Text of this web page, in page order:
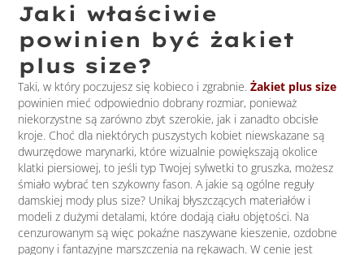
Jaki właściwie
powinien być żakiet
plus size?
Taki, w który poczujesz się kobieco i zgrabnie.Żakiet plus size
powinien mieć odpowiednio dobrany rozmiar, ponieważ
niekorzystne są zarówno zbyt szerokie, jak i zanadto obcisłe
kroje. Choć dla niektórych puszystych kobiet niewskazane są
dwurzędowe marynarki, które wizualnie powiększają okolice
klatki piersiowej, to jeśli typ Twojej sylwetki to gruszka, możesz
śmiało wybrać ten szykowny fason. A jakie są ogólne reguły
damskiej mody plus size? Unikaj błyszczących materiałów i
modeli z dużymi detalami, które dodają ciału objętości. Na
cenzurowanym są więc pokaźne naszywane kieszenie, ozdobne
pagony i fantazyjne marszczenia na rękawach. W cenie jest